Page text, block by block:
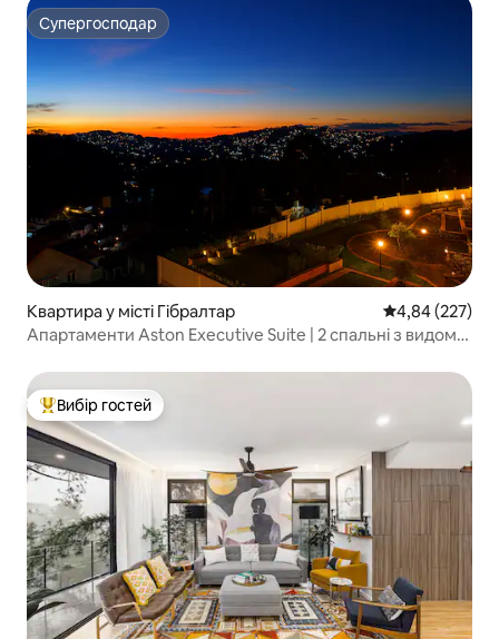
Супергосподар
Супергосподар
Квартира у місті Гібралтар Середня
4,84 (227)
Апартаменти Aston Executive Suite | 2 спальні з видом
Топ вибір гостей
Вибір гостей